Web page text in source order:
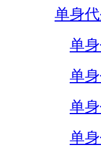
单身
单
单
单
单